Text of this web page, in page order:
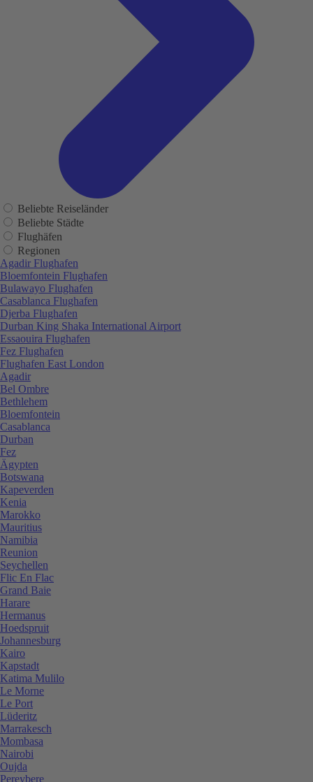
Beliebte Reiseländer
Beliebte Städte
Flughäfen
Regionen
Agadir Flughafen
Bloemfontein Flughafen
Bulawayo Flughafen
Casablanca Flughafen
Djerba Flughafen
Durban King Shaka International Airport
Essaouira Flughafen
Fez Flughafen
Flughafen East London
Agadir
Bel Ombre
Bethlehem
Bloemfontein
Casablanca
Durban
Fez
Ägypten
Botswana
Kapeverden
Kenia
Marokko
Mauritius
Namibia
Reunion
Seychellen
Flic En Flac
Grand Baie
Harare
Hermanus
Hoedspruit
Johannesburg
Kairo
Kapstadt
Katima Mulilo
Le Morne
Le Port
Lüderitz
Marrakesch
Mombasa
Nairobi
Oujda
Pereybere